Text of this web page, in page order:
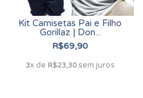
Kit Camisetas Pai e Filho
Gorillaz | Don...
R$69,90
3x de R$23,30sem juros